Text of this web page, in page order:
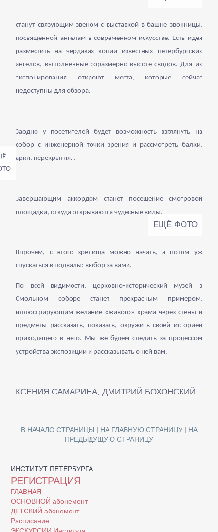
станут связующим звеном с выставкой в башне звонницы,
посвящённой ангелам в современном искусстве. Есть идея
разместить на чердаках копии известных петербургских
ангелов, выполненные соразмерно высоте сводов. Для их
экспонирования откроют места, которые сейчас
недоступны для обзора.
Заодно у посетителей будет возможность взглянуть на
собор с инженерной точки зрения и рассмотреть балки,
арки, перекрытия…
Завершающим аккордом станет посещение смотровой
площадки, откуда открываются чудесные виды.
Впрочем, с этого зрелища можно начать, а потом уж
спускаться в подвалы: выбор за вами.
По всей видимости, церковно-исторический музей в
Смольном соборе станет прекрасным примером,
иллюстрирующим желание «живого» храма через стены и
предметы рассказать, показать, окружить своей историей
приходящего в него. Мы же будем следить за процессом
устройства экспозиции и рассказывать о ней вам.
КСЕНИЯ САМАРИНА, ДМИТРИЙ БОХОНСКИЙ
В НАЧАЛО СТРАНИЦЫ| НА ГЛАВНУЮ СТРАНИЦУ| НА
ПРЕДЫДУЩУЮ СТРАНИЦУ
ИНСТИТУТ ПЕТЕРБУРГА
РЕГИСТРАЦИЯ
ГЛАВНАЯ
ОСНОВНОЙ абонемент
ДЕТСКИЙ абонемент
Расписание